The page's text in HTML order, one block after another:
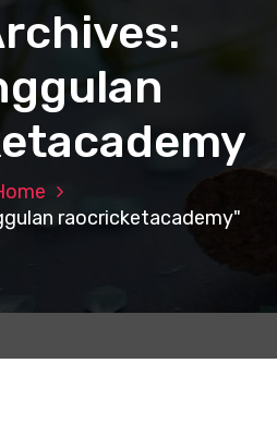
raocricketacademy"